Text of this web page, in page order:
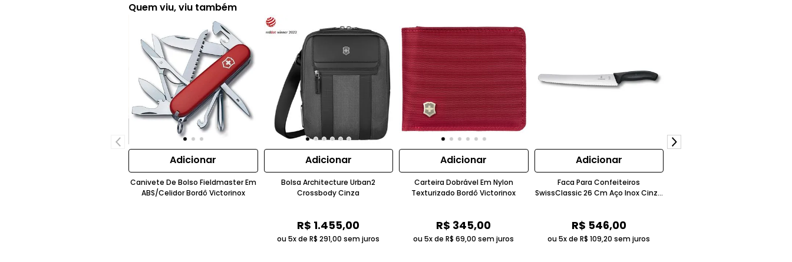
Quem viu, viu também
Adicionar
Canivete De Bolso Fieldmaster Em
ABS/Celidor Bordô Victorinox
Adicionar
Bolsa Architecture Urban2
Crossbody Cinza
R$ 1.455,00
ou 5x deR$ 291,00 sem juros
Adicionar
Carteira Dobrável Em Nylon
Texturizado Bordô Victorinox
R$ 345,00
ou 5x deR$ 69,00 sem juros
Adicionar
Faca Para Confeiteiros
SwissClassic 26 Cm Aço Inox Cinza
R$ 546,00
ou 5x deR$ 109,20 sem juros